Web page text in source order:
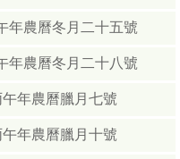
年農曆冬月二十五號
年農曆冬月二十八號
年農曆臘月七號
年農曆臘月十號